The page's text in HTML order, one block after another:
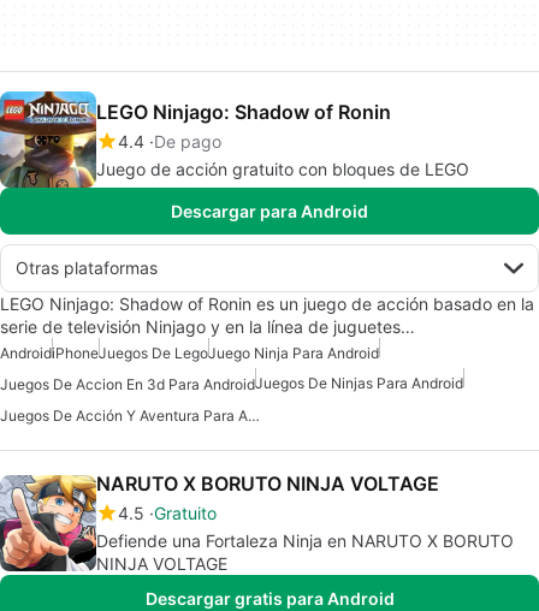
LEGO Ninjago: Shadow of Ronin
4.4 De pago
Juego de acción gratuito con bloques de LEGO
Descargar para Android
Otras plataformas
LEGO Ninjago: Shadow of Ronin es un juego de acción basado en la
serie de televisión Ninjago y en la línea de juguetes…
AndroidiPhoneJuegos De LegoJuego Ninja Para Android
Juegos De Accion En 3d Para AndroidJuegos De Ninjas Para Android
Juegos De Acción Y Aventura Para Android
NARUTO X BORUTO NINJA VOLTAGE
4.5 Gratuito
Defiende una Fortaleza Ninja en NARUTO X BORUTO
NINJA VOLTAGE
Descargar gratis para Android